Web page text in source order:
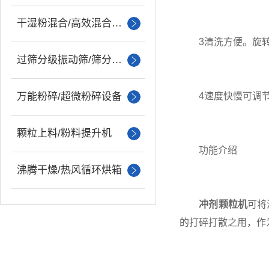
干湿粉混合/高效混合设备
过筛分级振动筛/筛分设备
万能粉碎/超微粉碎设备
颗粒上料/粉料提升机
沸腾干燥/热风循环烘箱
3清洗方便。旋转
4速度快慢可调
功能介绍
冲剂颗粒机可将
的打碎打散之用，